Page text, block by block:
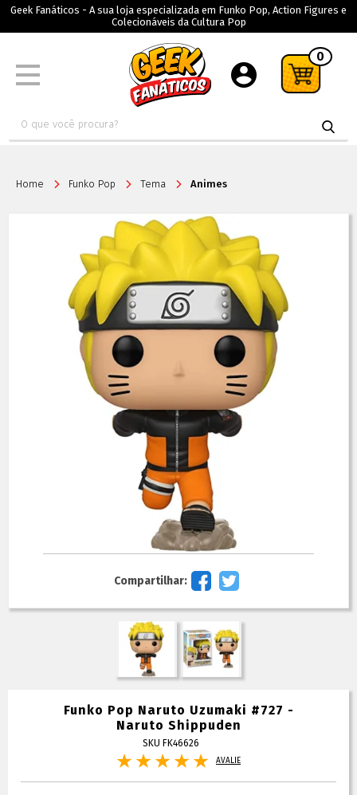
Geek Fanáticos - A sua loja especializada em Funko Pop, Action Figures e
Colecionáveis da Cultura Pop
0
Home Funko Pop Tema Animes
Compartilhar:
Funko Pop Naruto Uzumaki #727 -
Naruto Shippuden
SKU FK46626
AVALIE